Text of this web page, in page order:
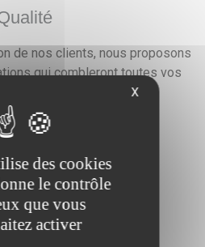
de nos clients, nous proposons
qui combleront toutes vos
gratuit
X
des cookies
le contrôle
que vous
activer